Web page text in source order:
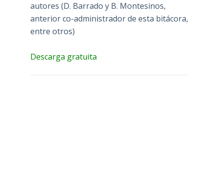
autores (D. Barrado y B. Montesinos,
anterior co-administrador de esta bitácora,
entre otros)
Descarga gratuita